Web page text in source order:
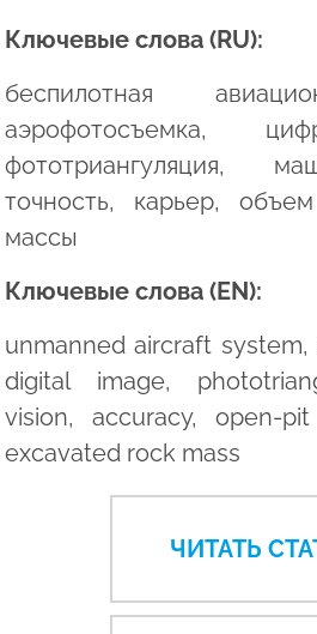
Ключевые слова (RU):
беспилотная
аэрофотосъемка,
фототриангуляция,
точность, карьер,
массы
Ключевые слова (EN):
unmanned aircraft system,
digital image,
vision, accuracy, open-
excavated rock mass
ЧИТАТЬ